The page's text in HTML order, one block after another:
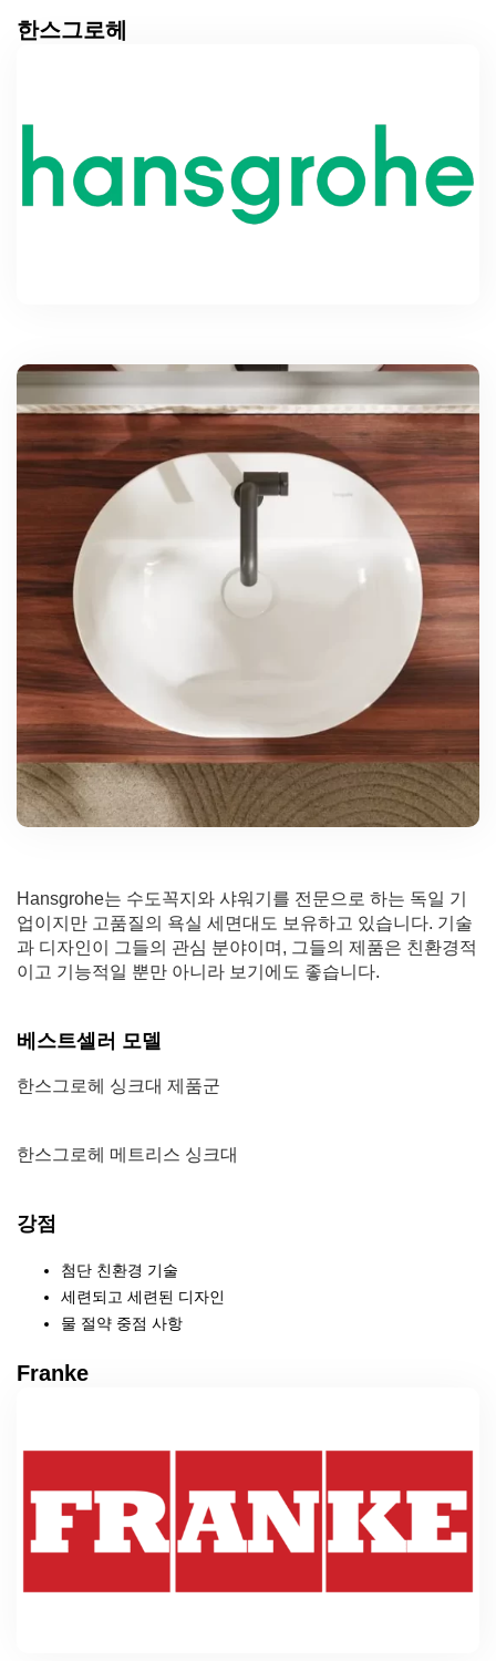
한스그로헤
Hansgrohe는 수도꼭지와 샤워기를 전문으로 하는 독일 기
업이지만 고품질의 욕실 세면대도 보유하고 있습니다. 기술
과 디자인이 그들의 관심 분야이며, 그들의 제품은 친환경적
이고 기능적일 뿐만 아니라 보기에도 좋습니다.
베스트셀러 모델
한스그로헤 싱크대 제품군
한스그로헤 메트리스 싱크대
강점
첨단 친환경 기술
세련되고 세련된 디자인
물 절약 중점 사항
Franke